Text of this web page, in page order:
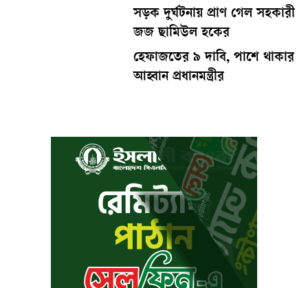
সড়ক দুর্ঘটনায় প্রাণ গেল সহকারী
জজ ছামিউল হকের
হেফাজতের ৯ দাবি, পাশে থাকার
আহ্বান প্রধানমন্ত্রীর